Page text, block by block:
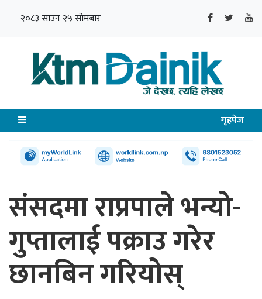
२०८३ साउन २५ सोमबार
गृहपेज
संसदमा राप्रपाले भन्यो-
गुप्तालाई पक्राउ गरेर
छानबिन गरियोस्